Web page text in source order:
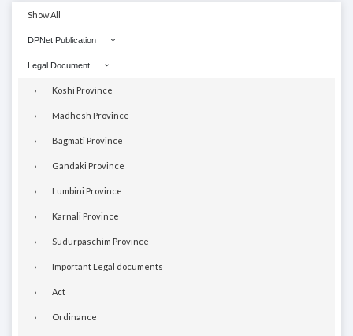
Show All
DPNet Publication
Legal Document
Koshi Province
Madhesh Province
Bagmati Province
Gandaki Province
Lumbini Province
Karnali Province
Sudurpaschim Province
Important Legal documents
Act
Ordinance